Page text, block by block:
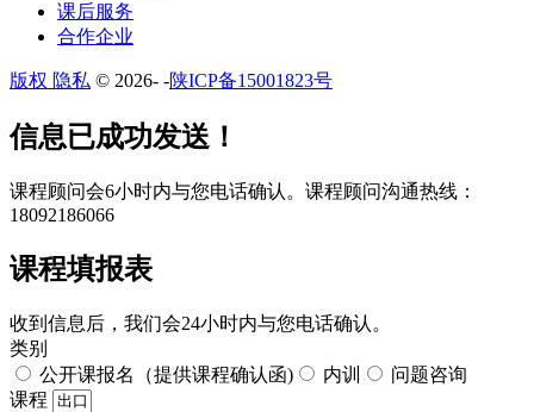
课后服务
合作企业
版权 隐私 © 2026- -陕ICP备15001823号
​​信息已成功发送！
课程顾问会6小时内与您电话确认。​课程顾问沟通热线：
18092186066
课程填报表​
收到信息后，我们会24小时内与您电话确认。​
类别
公开课报名（提供课程确认函)
内训
问题咨询
课程